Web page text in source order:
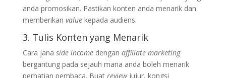
anda promosikan. Pastikan konten anda menarik dan
memberikan value kepada audiens.
3. Tulis Konten yang Menarik
Cara jana side incomedengan affiliate marketing
bergantung pada sejauh mana anda boleh menarik
perhatian pembaca. Buat review jujur, kongsi